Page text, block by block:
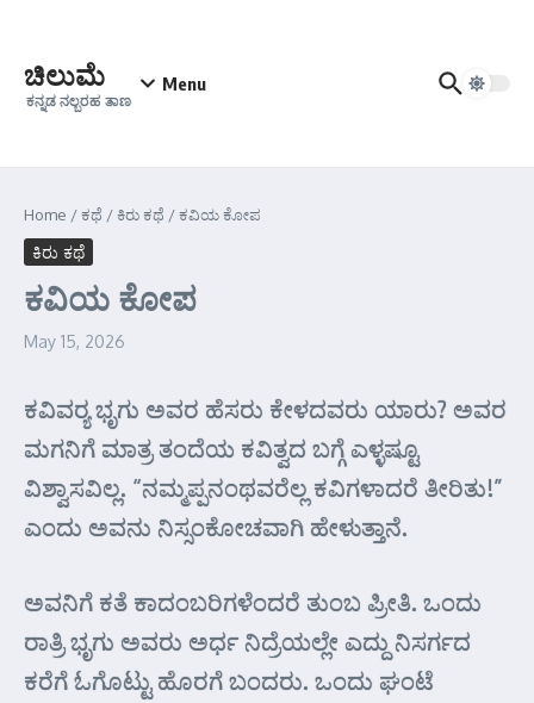
ಚಿಲುಮೆ
ಕನ್ನಡ ನಲ್ಬರಹ ತಾಣ
Menu
Home /ಕಥೆ /ಕಿರು ಕಥೆ /ಕವಿಯ ಕೋಪ
ಕಿರು ಕಥೆ
ಕವಿಯ ಕೋಪ
May 15, 2026
ಕವಿವರ್‍ಯ ಭೃಗು ಅವರ ಹೆಸರು ಕೇಳದವರು ಯಾರು? ಅವರ
ಮಗನಿಗೆ ಮಾತ್ರ ತಂದೆಯ ಕವಿತ್ವದ ಬಗ್ಗೆ ಎಳ್ಳಷ್ಟೂ
ವಿಶ್ವಾಸವಿಲ್ಲ. “ನಮ್ಮಪ್ಪನಂಥವರೆಲ್ಲ ಕವಿಗಳಾದರೆ ತೀರಿತು!”
ಎಂದು ಅವನು ನಿಸ್ಸಂಕೋಚವಾಗಿ ಹೇಳುತ್ತಾನೆ.
ಅವನಿಗೆ ಕತೆ ಕಾದಂಬರಿಗಳೆಂದರೆ ತುಂಬ ಪ್ರೀತಿ. ಒಂದು
ರಾತ್ರಿ ಭೃಗು ಅವರು ಅರ್ಧ ನಿದ್ರೆಯಲ್ಲೇ ಎದ್ದು ನಿಸರ್ಗದ
ಕರೆಗೆ ಓಗೊಟ್ಟು ಹೊರಗೆ ಬಂದರು. ಒಂದು ಘಂಟೆ